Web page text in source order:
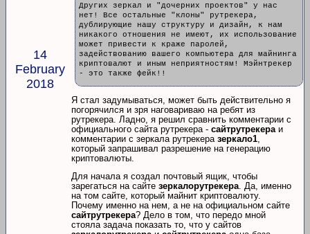
14
February
2018
Других зеркал и "дочерних проектов" у нас
нет! Все остальные "клоны" рутрекера,
дублирующие нашу структуру и дизайн, к нам
никакого отношения не имеют, их использование
может привести к краже паролей,
задействованию вашего компьютера для майнинга
криптовалют и иным неприятностям! Мэйнтрекер
- это также фейк!!
Я стал задумываться, может быть действительно я
погорячился и зря наговариваю на ребят из
рутрекера. Ладно, я решил сравнить комментарии с
официального сайта рутрекера - сайтрутрекера и
комментарии с зеркала рутрекера зеркало1
который запрашивал разрешение на генерацию
криптовалюты.
Для начала я создал почтовый ящик, чтобы
зарегаться на сайте зеркалорутрекера. Да, именно
на том сайте, который майнит криптовалюту.
Почему именно на нем, а не на официальном сайте
сайтрутрекера? Дело в том, что передо мной
стояла задача показать то, что у сайтов